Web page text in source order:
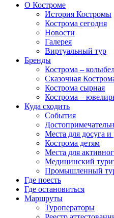
О Костроме
История Костромы
Кострома сегодня
Новости
Галерея
Виртуальный тур
Бренды
Кострома –
Сказочная
Кострома сырная
Кострома –
Куда сходить
События
Места для досуга и
Кострома детям
Места для
Медицинский
Промышленный
Где поесть
Где остановиться
Маршруты
Туроператоры